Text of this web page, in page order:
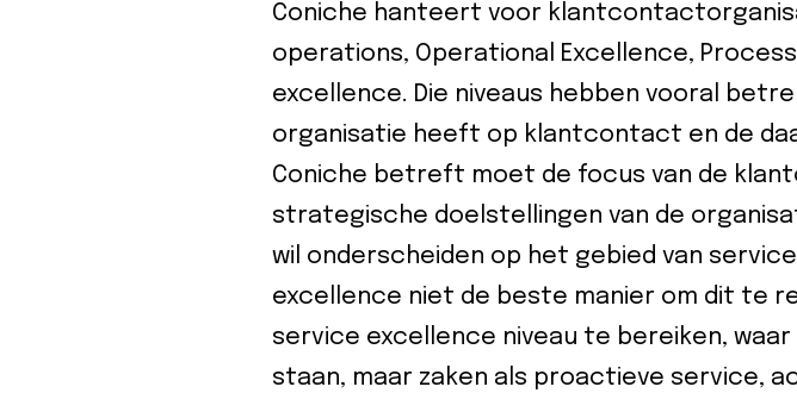
Coniche hanteert voor
operations, Operational Excellence,
excellence. Die niveaus hebben vooral
organisatie heeft op klantcontact en de
Coniche betreft moet de focus van de
strategische doelstellingen van de
wil onderscheiden op het gebied van
excellence niet de beste manier om dit te
service excellence niveau te bereiken,
staan, maar zaken als proactieve service,